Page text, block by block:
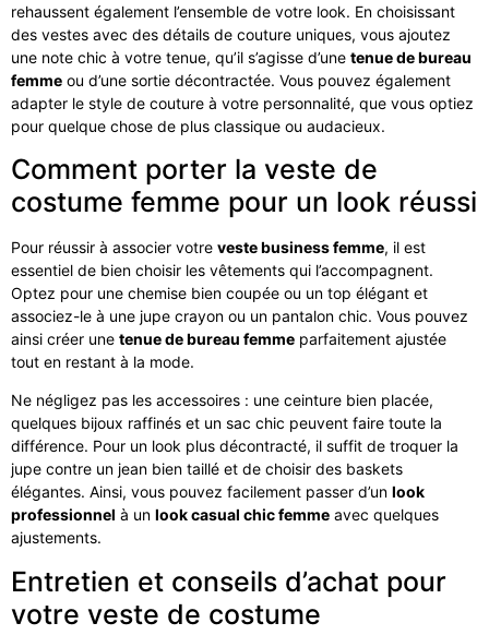
rehaussent également l’ensemble de votre look. En choisissant
des vestes avec des détails de couture uniques, vous ajoutez
une note chic à votre tenue, qu’il s’agisse d’une tenue de bureau
femme ou d’une sortie décontractée. Vous pouvez également
adapter le style de couture à votre personnalité, que vous optiez
pour quelque chose de plus classique ou audacieux.
Comment porter la veste de
costume femme pour un look réussi
Pour réussir à associer votre veste business femme, il est
essentiel de bien choisir les vêtements qui l’accompagnent.
Optez pour une chemise bien coupée ou un top élégant et
associez-le à une jupe crayon ou un pantalon chic. Vous pouvez
ainsi créer une tenue de bureau femme parfaitement ajustée
tout en restant à la mode.
Ne négligez pas les accessoires : une ceinture bien placée,
quelques bijoux raffinés et un sac chic peuvent faire toute la
différence. Pour un look plus décontracté, il suffit de troquer la
jupe contre un jean bien taillé et de choisir des baskets
élégantes. Ainsi, vous pouvez facilement passer d’un look
professionnel à un look casual chic femme avec quelques
ajustements.
Entretien et conseils d’achat pour
votre veste de costume